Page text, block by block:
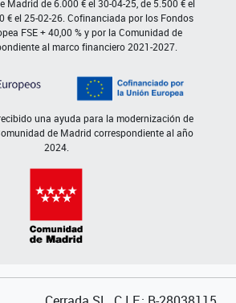
Madrid de 6.000 € el 30-04-25, de 5.500 € el
€ el 25-02-26. Cofinanciada por los Fondos
FSE + 40,00 % y por la Comunidad de
al marco financiero 2021-2027.
una ayuda para la modernización de
de Madrid correspondiente al año
2024.